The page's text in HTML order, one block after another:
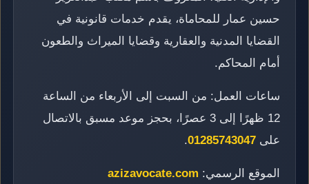
حسين عمار للمحاماة، يقدم خدمات قانونية في
القضايا المدنية والعقارية وقضايا الميراث والطعون
أمام المحاكم.
ساعات العمل: من السبت إلى الأربعاء من الساعة
12 ظهرًا إلى 3 عصرًا، بحجز موعد مسبق بالاتصال
على 01285743047
.
الموقع الرسمي: azizavocate.com